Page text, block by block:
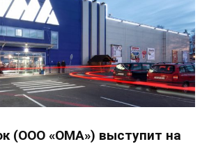
(ООО «ОМА») выступит на